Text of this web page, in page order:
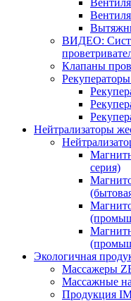
ВИДЕО:
Клапаны
Нейтрализаторы
серия)
Экологичная
Массажеры
Массажные
Продукция